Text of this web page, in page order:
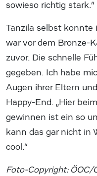
sowieso richtig stark.“
Tanzila selbst konnte
war vor dem Bronze-
zuvor. Die schnelle
gegeben. Ich habe
Augen ihrer Eltern
Happy-End. „Hier
gewinnen ist ein so
kann das gar nicht in
cool.“
Foto-Copyright: ÖOC/